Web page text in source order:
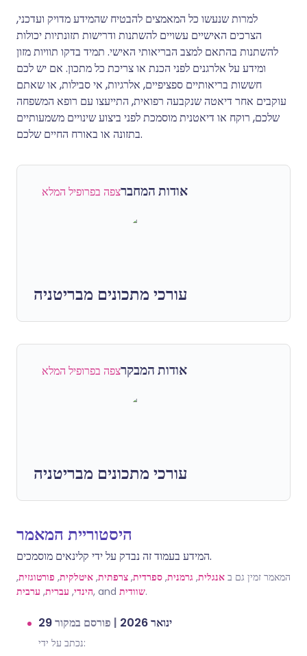
למרות שנעשו כל המאמצים להבטיח שהמידע מדויק ועדכני,
הצרכים האישיים עשויים להשתנות ודרישות תזונתיות יכולות
להשתנות בהתאם למצב הבריאותי האישי. תמיד בדקו תוויות מזון
ומידע על אלרגנים לפני הכנת או צריכת כל מתכון. אם יש לכם
חששות בריאותיים ספציפיים, אלרגיות, אי סבילות, או שאתם
עוקבים אחר דיאטה שנקבעה רפואית, התייעצו עם רופא המשפחה
שלכם, רוקח או דיאטנית מוסמכת לפני ביצוע שינויים משמעותיים
בתזונה או באורח החיים שלכם.
אודות המחברצפה בפרופיל המלא
עורכי מתכונים מבריטניה
אודות המבקרצפה בפרופיל המלא
עורכי מתכונים מבריטניה
היסטוריית המאמר
המידע בעמוד זה נבדק על ידי קלינאים מוסמכים.
המאמר זמין גם ב אנגלית, גרמנית, ספרדית, צרפתית, איטלקית, פורטוגזית,
הינדי, עברית, ערבית , and שוודית.
29 ינואר 2026 | פורסם במקור
נכתב על ידי: